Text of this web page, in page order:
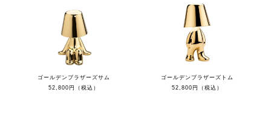
ゴールデンブラザーズサム
52,800円（税込）
ゴールデンブラザーズトム
52,800円（税込）